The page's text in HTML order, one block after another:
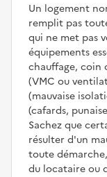
Un logement
remplit pas
qui ne met pas
équipements
chauffage, coin
(VMC ou
(mauvaise
(cafards,
Sachez que
résulter d'un
toute
du locataire ou